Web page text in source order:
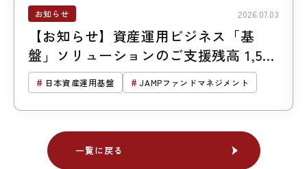
お知らせ 2026.07.03
【お知らせ】資産運用ビジネス「基
盤」ソリューションのご支援残高 1,500
億円突破
日本資産運用基盤 JAMPファンドマネジメント
一覧に戻る
一覧に戻る